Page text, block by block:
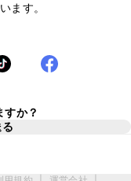
ます。
すか？